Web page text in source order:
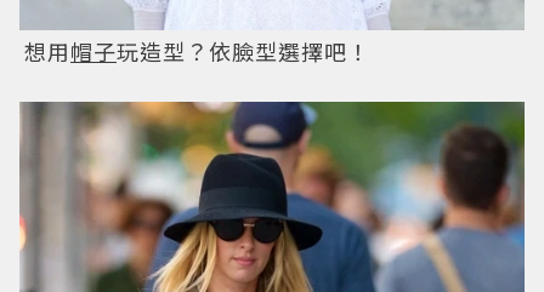
想用帽子玩造型？依臉型選擇吧！